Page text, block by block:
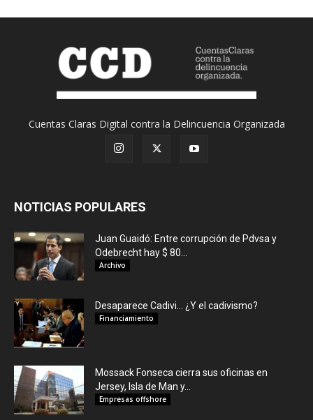
Cuentas Claras Digital contra la Delincuencia Organizada
NOTICIAS POPULARES
Juan Guaidó: Entre corrupción de Pdvsa y
Odebrecht hay $ 80...
Archivo
Desaparece Cadivi… ¿Y el cadivismo?
Financiamiento
Mossack Fonseca cierra sus oficinas en
Jersey, Isla de Man y...
Empresas offshore